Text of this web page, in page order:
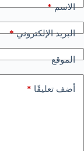
الاسم*
البريد الإلكتروني*
الموقع
أضف تعليقًا *